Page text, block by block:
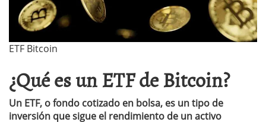
ETF Bitcoin
¿Qué es un ETF de Bitcoin?
Un ETF, o fondo cotizado en bolsa, es un tipo de
inversión que sigue el rendimiento de un activo